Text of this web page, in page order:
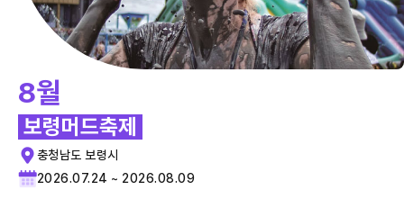
8월
보령머드축제
충청남도 보령시
2026.07.24 ~ 2026.08.09